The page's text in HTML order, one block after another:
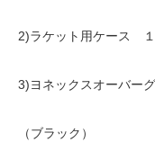
2)ラケット用ケース
3)ヨネックスオーバー
（ブラック）